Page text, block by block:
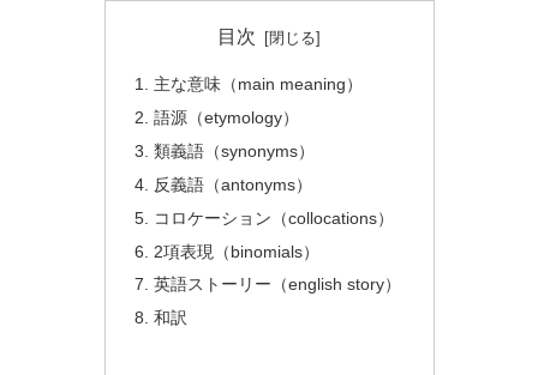
目次
主な意味（main meaning）
語源（etymology）
類義語（synonyms）
反義語（antonyms）
コロケーション（collocations）
2項表現（binomials）
英語ストーリー（english story）
和訳